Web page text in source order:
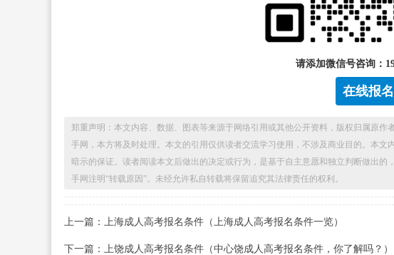
请添加微信号咨询：
在线报名
郑重声明：本文内容、数据、图表等来源于网络引用或其他公开资料，版权归属原
手网，本方将及时处理。本文的引用仅供读者交流学习使用，不涉及商业目的。本
暗示的保证。读者阅读本文后做出的决定或行为，是基于自主意愿和独立判断做出
手网注明“转载原因”。未经允许私自转载将保留追究其法律责任的权利。
上一篇：上海成人高考报名条件（上海成人高考报名条件一览）
下一篇：上饶成人高考报名条件（中心饶成人高考报名条件，你了解吗？）